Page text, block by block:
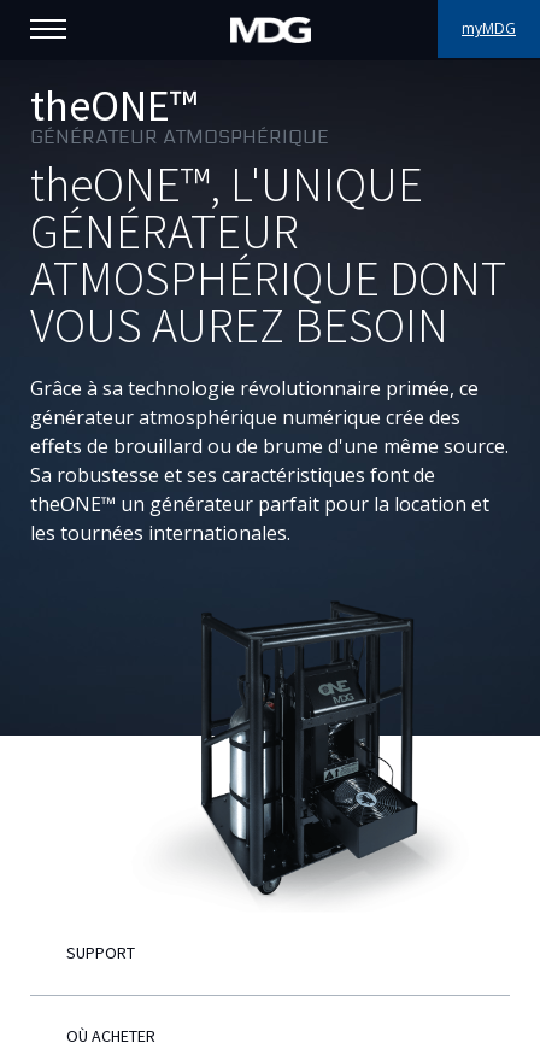
myMDG
PRODUITS
SUPPORT
PORTFOLIO
À PROPOS
OÙ ACHETER
RENCONTREZ-NOUS
ACTUALITÉS
Contactez-nous
theONE™
GÉNÉRATEUR ATMOSPHÉRIQUE
theONE™, L'UNIQUE
GÉNÉRATEUR
ATMOSPHÉRIQUE DONT
VOUS AUREZ BESOIN
Grâce à sa technologie révolutionnaire primée, ce
générateur atmosphérique numérique crée des
effets de brouillard ou de brume d'une même source.
Sa robustesse et ses caractéristiques font de
theONE™ un générateur parfait pour la location et
les tournées internationales.
SUPPORT
OÙ ACHETER